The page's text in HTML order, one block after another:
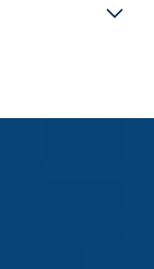
없습니다. 상자
. 또한 학생들
구를 통해 의
자신의 작업
서 자신감도 키
라 다양한 형태
그래밍 입문 수
수업은 프로
를 작성하고
것으로 시작
한 배경 지식을